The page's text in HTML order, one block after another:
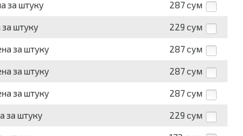
за штуку 287 сум
штуку 229 сум
за штуку 287 сум
за штуку 287 сум
за штуку 287 сум
за штуку 229 сум